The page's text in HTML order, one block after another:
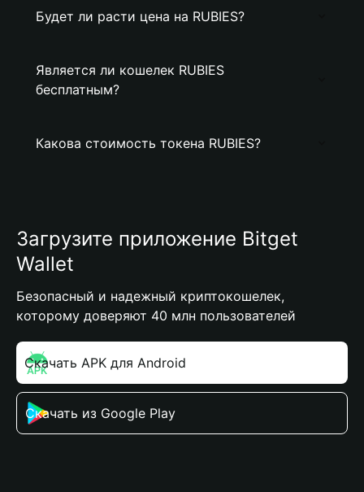
Будет ли расти цена на RUBIES?
Является ли кошелек RUBIES
бесплатным?
Какова стоимость токена RUBIES?
Загрузите приложение Bitget
Wallet
Безопасный и надежный криптокошелек,
которому доверяют 40 млн пользователей
Скачать APK для Android
Скачать из Google Play